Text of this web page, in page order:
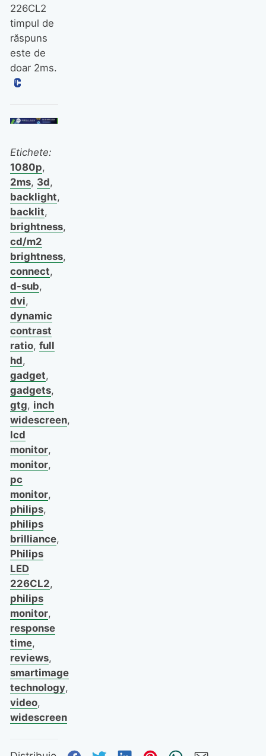
226CL2
timpul de
răspuns
este de
doar 2ms.
Etichete:
1080p,
2ms, 3d,
backlight,
backlit,
brightness,
cd/m2
brightness,
connect,
d-sub,
dvi,
dynamic
contrast
ratio, full
hd,
gadget,
gadgets,
gtg, inch
widescreen,
lcd
monitor,
monitor,
pc
monitor,
philips,
philips
brilliance,
Philips
LED
226CL2,
philips
monitor,
response
time,
reviews,
smartimage
technology,
video,
widescreen